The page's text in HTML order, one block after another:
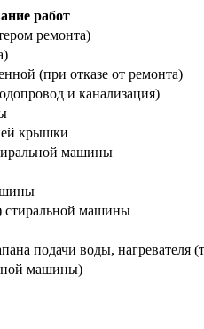
работ
ремонта)
(при отказе от ремонта)
и канализация)
крышки
машины
стиральной машины
подачи воды, нагревателя
машины)